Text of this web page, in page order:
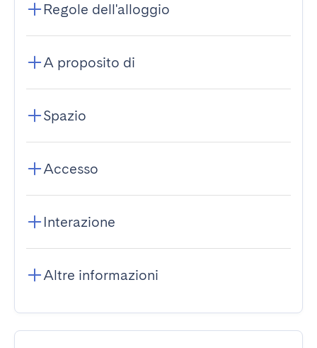
Regole dell'alloggio
A proposito di
Spazio
Accesso
Interazione
Altre informazioni